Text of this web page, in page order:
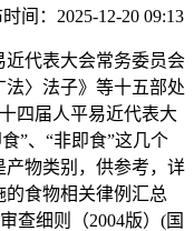
间： 2025-12-20 09:13
代表大会常务委员会
〉法子》等十五部处
四届人平易近代表大
”、“非即食”这几个
物类别，供参考，详
的食物相关律例汇总
查细则（2004版）(国